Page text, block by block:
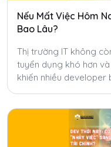
Nếu Mất Việc Hôm
Bao Lâu?
Thị trường IT không
tuyển dụng khó hơn
khiến nhiều developer